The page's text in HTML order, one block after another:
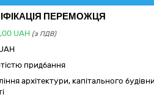
ПЕРЕМОЖЦЯ
UAH (з ПДВ)
придбання
архітектури, капітального